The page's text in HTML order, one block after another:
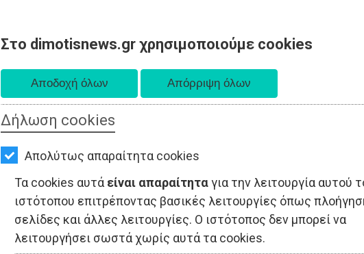
Στο dimotisnews.gr χρησιμοποιούμε cookies
Δήλωση cookies
Απολύτως απαραίτητα cookies
Τα cookies αυτά είναι απαραίτηταγια την λειτουργία αυτού
ιστότοπου επιτρέποντας βασικές λειτουργίες όπως
σελίδες και άλλες λειτουργίες. Ο ιστότοπος δεν μπορεί να
λειτουργήσει σωστά χωρίς αυτά τα cookies.